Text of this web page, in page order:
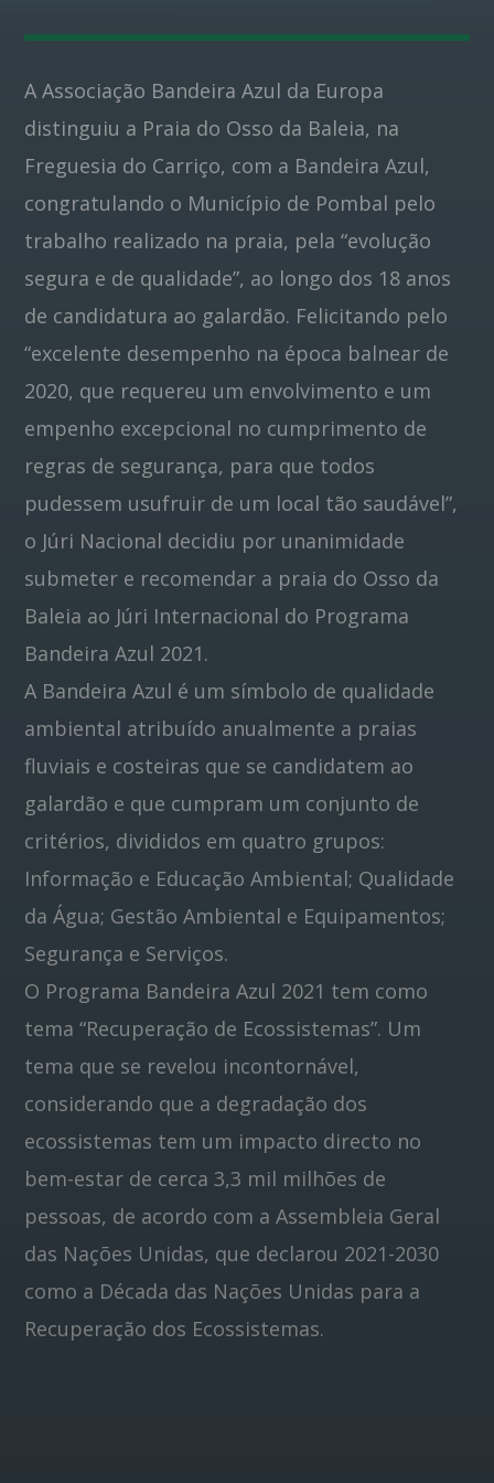
A Associação Bandeira Azul da Europa
distinguiu a Praia do Osso da Baleia, na
Freguesia do Carriço, com a Bandeira Azul,
congratulando o Município de Pombal pelo
trabalho realizado na praia, pela “evolução
segura e de qualidade”, ao longo dos 18 anos
de candidatura ao galardão. Felicitando pelo
“excelente desempenho na época balnear de
2020, que requereu um envolvimento e um
empenho excepcional no cumprimento de
regras de segurança, para que todos
pudessem usufruir de um local tão saudável”,
o Júri Nacional decidiu por unanimidade
submeter e recomendar a praia do Osso da
Baleia ao Júri Internacional do Programa
Bandeira Azul 2021.
A Bandeira Azul é um símbolo de qualidade
ambiental atribuído anualmente a praias
fluviais e costeiras que se candidatem ao
galardão e que cumpram um conjunto de
critérios, divididos em quatro grupos:
Informação e Educação Ambiental; Qualidade
da Água; Gestão Ambiental e Equipamentos;
Segurança e Serviços.
O Programa Bandeira Azul 2021 tem como
tema “Recuperação de Ecossistemas”. Um
tema que se revelou incontornável,
considerando que a degradação dos
ecossistemas tem um impacto directo no
bem-estar de cerca 3,3 mil milhões de
pessoas, de acordo com a Assembleia Geral
das Nações Unidas, que declarou 2021-2030
como a Década das Nações Unidas para a
Recuperação dos Ecossistemas.